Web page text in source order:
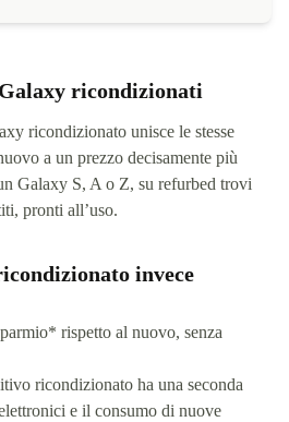
ricondizionati
ricondizionato unisce le stesse
a un prezzo decisamente più
Galaxy S, A o Z, su refurbed trovi
pronti all’uso.
invece
rispetto al nuovo, senza
ricondizionato ha una seconda
e il consumo di nuove